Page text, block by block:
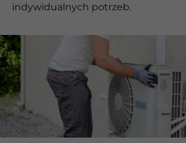
indywidualnych potrzeb.